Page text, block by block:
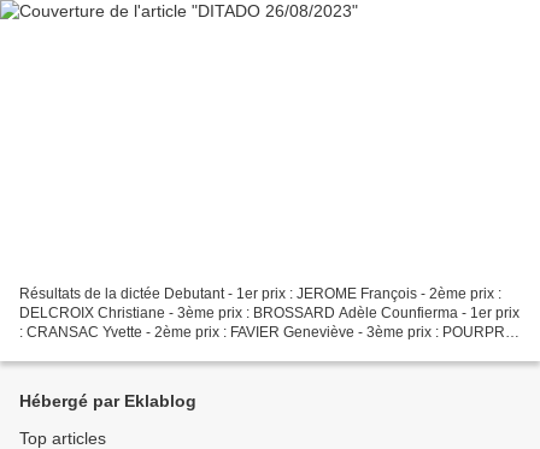
Résultats de la dictée Debutant - 1er prix : JEROME François - 2ème prix :
DELCROIX Christiane - 3ème prix : BROSSARD Adèle Counfierma - 1er prix
: CRANSAC Yvette - 2ème prix : FAVIER Geneviève - 3ème prix : POURPRE
Hébergé par Eklablog
Top articles